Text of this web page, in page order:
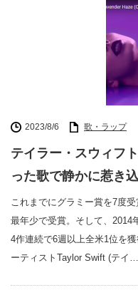
2023/8/6 歌・ラップ
テイラー・スウィフ
った歌で静かに惹き込
これまでにグラミー賞を7度
最年少で受賞。そして、2014
4作連続で6週以上全米1位を
ーティストTaylor Swift (テイ…